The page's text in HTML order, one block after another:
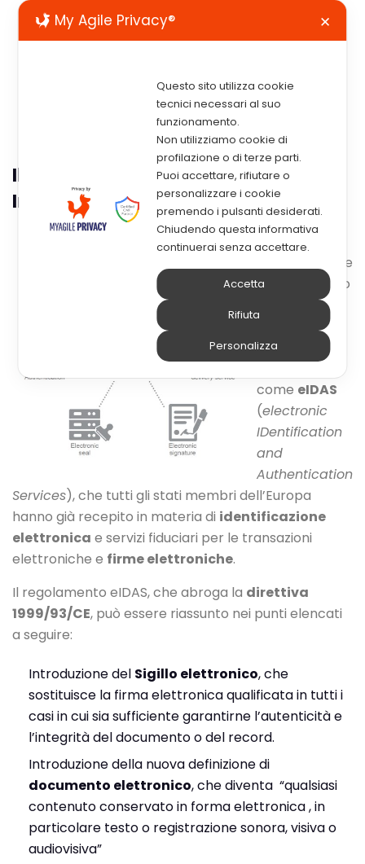
Il Regolamento EIDAS UE N. 910/2014
In Vigore Dal 1° Luglio 2016
Dal 1° Luglio
2016 è in vigore
il regolamento
n°910/2014
meglio
come eIDAS
(electronic
IDentification
and
Authentication
Services), che tutti gli stati membri dell’Europa
hanno già recepito in materia di identificazione
elettronica e servizi fiduciari per le transazioni
elettroniche e firme elettroniche.
Il regolamento eIDAS, che abroga la direttiva
1999/93/CE, può essere riassunto nei punti elencati
a seguire:
Introduzione del Sigillo elettronico, che
sostituisce la firma elettronica qualificata in tutti i
casi in cui sia sufficiente garantirne l’autenticità e
l’integrità del documento o del record.
Introduzione della nuova definizione di
documento elettronico, che diventa “qualsiasi
contenuto conservato in forma elettronica , in
particolare testo o registrazione sonora, visiva o
audiovisiva”
My Agile Privacy® ✕
Questo sito utilizza cookie
tecnici necessari al suo
funzionamento.
Non utilizziamo cookie di
profilazione o di terze parti.
Puoi accettare, rifiutare o
personalizzare i cookie
premendo i pulsanti desiderati.
Chiudendo questa informativa
continuerai senza accettare.
Accetta
Rifiuta
Personalizza